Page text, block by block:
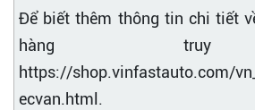
Để biết thêm thông tin chi tiết
hàng
https://shop.vinfastauto.com/
ecvan.html.